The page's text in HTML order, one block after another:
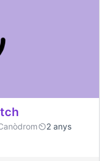
2 anys